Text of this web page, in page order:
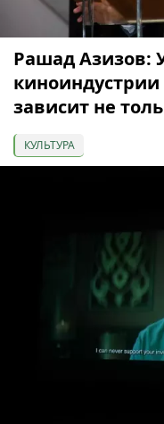
Рашад Азизов:
зависит не
КУЛЬТУРА